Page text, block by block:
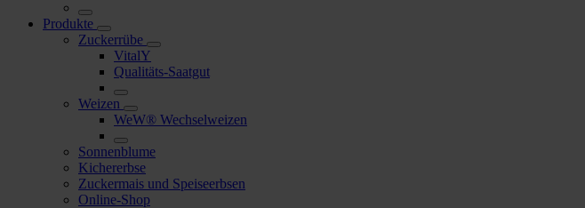
Produkte
Zuckerrübe
VitalY
Qualitäts-Saatgut
Weizen
WeW® Wechselweizen
Sonnenblume
Kichererbse
Zuckermais und Speiseerbsen
Online-Shop